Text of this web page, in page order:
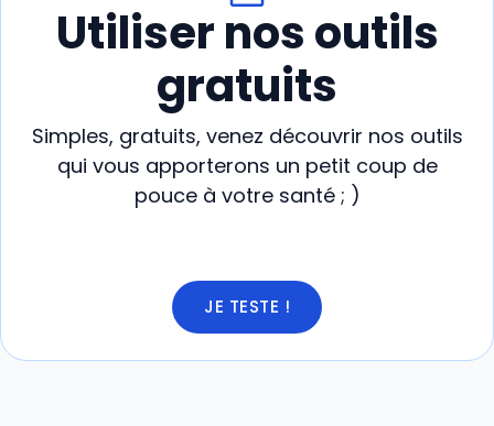
Utiliser nos outils
gratuits
Simples, gratuits, venez découvrir nos outils
qui vous apporterons un petit coup de
pouce à votre santé ; )
JE TESTE !